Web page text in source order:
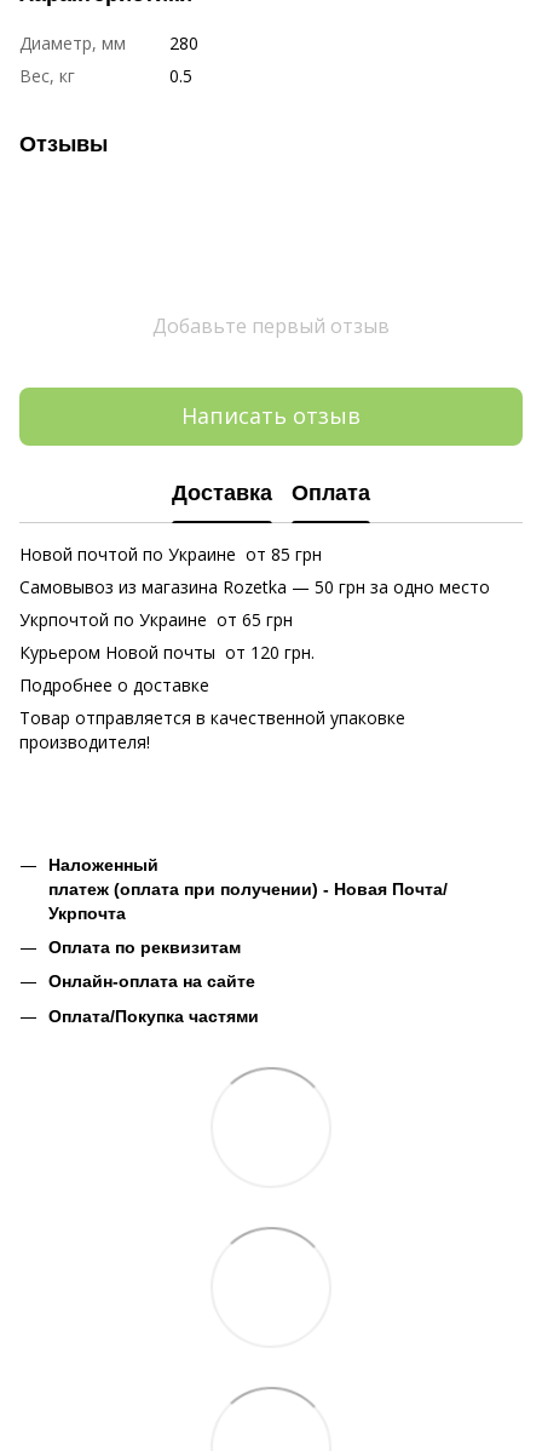
Диаметр, мм
280
Вес, кг
0.5
Отзывы
Добавьте первый отзыв
Написать отзыв
Доставка Оплата
Новой почтой по Украине от 85 грн
Самовывоз из магазина Rozetka — 50 грн за одно место
Укрпочтой по Украине от 65 грн
Курьером Новой почты от 120 грн.
Подробнее о доставке
Товар отправляется в качественной упаковке
производителя!
Наложенный
платеж (оплата при получении) - Новая Почта/
Укрпочта
Оплата по реквизитам
Онлайн-оплата на сайте
Оплата/Покупка частями